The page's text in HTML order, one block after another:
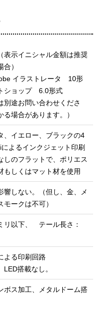
表示イニシャル金額は推奨
）
イラストレータ 10形
ョップ 6.0形式
別途お問い合わせくださ
る場合があります。）
、イエロー、ブラックの4
よるインクジェット印刷
しのフラットで、ポリエス
もしくはマット材を使用
響しない。（但し、金、メ
モークは不可）
リ以下、 テール長さ：
よる印刷回路
搭載なし。
ボス加工、メタルドーム搭